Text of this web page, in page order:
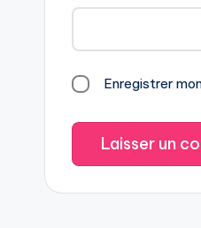
Enregistrer